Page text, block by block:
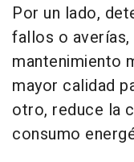
Por un lado,
fallos o averías,
mantenimiento
mayor calidad
otro, reduce la
consumo